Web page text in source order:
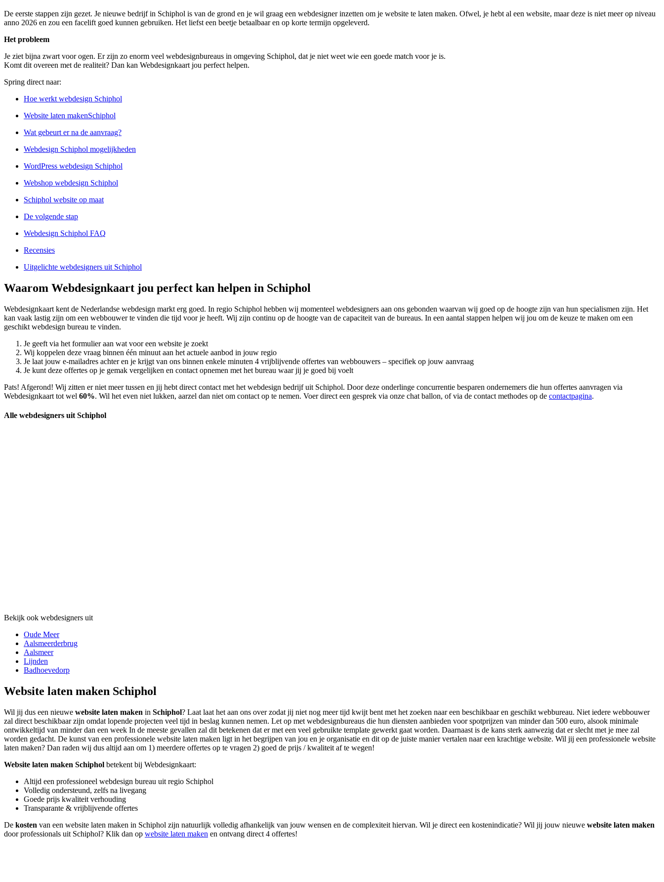
De eerste stappen zijn gezet. Je nieuwe bedrijf in Schiphol is van de grond en je wil graag een webdesigner inzetten om je website te laten maken. Ofwel, je hebt al een website, maar deze is niet meer op niveau
anno 2026 en zou een facelift goed kunnen gebruiken. Het liefst een beetje betaalbaar en op korte termijn opgeleverd.
Het probleem
Je ziet bijna zwart voor ogen. Er zijn zo enorm veel webdesignbureaus in omgeving Schiphol, dat je niet weet wie een goede match voor je is.
Komt dit overeen met de realiteit? Dan kan Webdesignkaart jou perfect helpen.
Spring direct naar:
Hoe werkt webdesign Schiphol
Website laten makenSchiphol
Wat gebeurt er na de aanvraag?
Webdesign Schiphol mogelijkheden
WordPress webdesign Schiphol
Webshop webdesign Schiphol
Schiphol website op maat
De volgende stap
Webdesign Schiphol FAQ
Recensies
Uitgelichte webdesigners uit Schiphol
Waarom Webdesignkaart jou perfect kan helpen in Schiphol
Webdesignkaart kent de Nederlandse webdesign markt erg goed. In regio Schiphol hebben wij momenteel webdesigners aan ons gebonden waarvan wij goed op de hoogte zijn van hun specialismen zijn. Het
kan vaak lastig zijn om een webbouwer te vinden die tijd voor je heeft. Wij zijn continu op de hoogte van de capaciteit van de bureaus. In een aantal stappen helpen wij jou om de keuze te maken om een
geschikt webdesign bureau te vinden.
Je geeft via het formulier aan wat voor een website je zoekt
Wij koppelen deze vraag binnen één minuut aan het actuele aanbod in jouw regio
Je laat jouw e-mailadres achter en je krijgt van ons binnen enkele minuten 4 vrijblijvende offertes van webbouwers – specifiek op jouw aanvraag
Je kunt deze offertes op je gemak vergelijken en contact opnemen met het bureau waar jij je goed bij voelt
Pats! Afgerond! Wij zitten er niet meer tussen en jij hebt direct contact met het webdesign bedrijf uit Schiphol. Door deze onderlinge concurrentie besparen ondernemers die hun offertes aanvragen via
Webdesignkaart tot wel 60%. Wil het even niet lukken, aarzel dan niet om contact op te nemen. Voer direct een gesprek via onze chat ballon, of via de contact methodes op de contactpagina.
Alle webdesigners uit Schiphol
Bekijk ook webdesigners uit
Oude Meer
Aalsmeerderbrug
Aalsmeer
Lijnden
Badhoevedorp
Website laten maken Schiphol
Wil jij dus een nieuwe website laten maken in Schiphol? Laat laat het aan ons over zodat jij niet nog meer tijd kwijt bent met het zoeken naar een beschikbaar en geschikt webbureau. Niet iedere webbouwer
zal direct beschikbaar zijn omdat lopende projecten veel tijd in beslag kunnen nemen. Let op met webdesignbureaus die hun diensten aanbieden voor spotprijzen van minder dan 500 euro, alsook minimale
ontwikkeltijd van minder dan een week In de meeste gevallen zal dit betekenen dat er met een veel gebruikte template gewerkt gaat worden. Daarnaast is de kans sterk aanwezig dat er slecht met je mee zal
worden gedacht. De kunst van een professionele website laten maken ligt in het begrijpen van jou en je organisatie en dit op de juiste manier vertalen naar een krachtige website. Wil jij een professionele website
laten maken? Dan raden wij dus altijd aan om 1) meerdere offertes op te vragen 2) goed de prijs / kwaliteit af te wegen!
Website laten maken Schiphol betekent bij Webdesignkaart:
Altijd een professioneel webdesign bureau uit regio Schiphol
Volledig ondersteund, zelfs na livegang
Goede prijs kwaliteit verhouding
Transparante & vrijblijvende offertes
De kosten van een website laten maken in Schiphol zijn natuurlijk volledig afhankelijk van jouw wensen en de complexiteit hiervan. Wil je direct een kostenindicatie? Wil jij jouw nieuwe website laten maken
door professionals uit Schiphol? Klik dan op website laten maken en ontvang direct 4 offertes!